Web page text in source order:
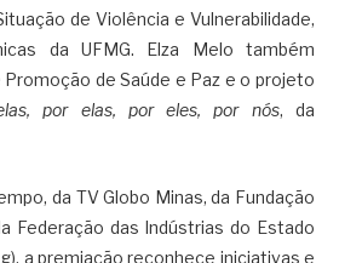
de Violência e Vulnerabilidade,
da UFMG. Elza Melo também
de Saúde e Paz e o projeto
por elas, por eles, por nós, da
da TV Globo Minas, da Fundação
Federação das Indústrias do Estado
a premiação reconhece iniciativas e